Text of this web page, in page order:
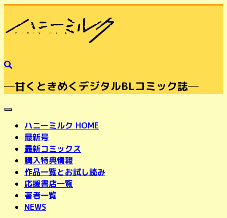
─甘くときめくデジタルBLコミック誌─
toggle navigation
ハニーミルク HOME
最新号
最新コミックス
購入特典情報
作品一覧とお試し読み
応援書店一覧
著者一覧
NEWS